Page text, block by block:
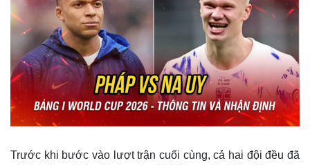
Trước khi bước vào lượt trận cuối cùng, cả hai đội đều đã